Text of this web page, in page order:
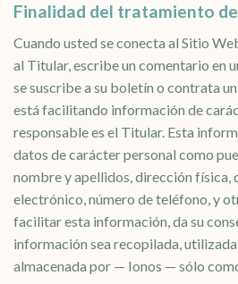
Finalidad del tratamiento
Cuando usted se conecta al Sitio
al Titular, escribe un comentario en
se suscribe a su boletín o contrata
está facilitando información de
responsable es el Titular. Esta
datos de carácter personal como
nombre y apellidos, dirección física,
electrónico, número de teléfono, y
facilitar esta información, da su
información sea recopilada,
almacenada por — Ionos — sólo